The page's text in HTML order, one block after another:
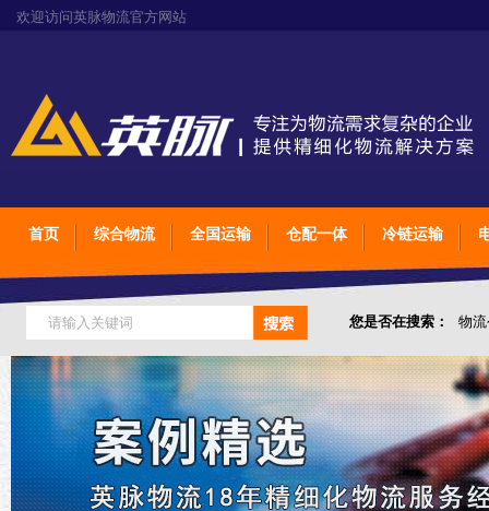
欢迎访问英脉物流官方网站
首页 综合物流 全国运输 仓配一体 冷链运输
您是否在搜索： 物
仓储综合专业定制物